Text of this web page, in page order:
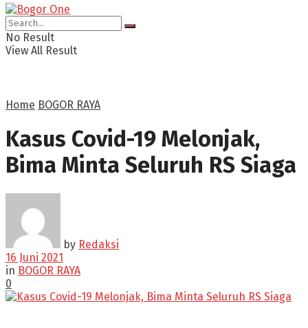
No Result
View All Result
Home BOGOR RAYA
Kasus Covid-19 Melonjak,
Bima Minta Seluruh RS Siaga
by Redaksi
16 Juni 2021
in BOGOR RAYA
0